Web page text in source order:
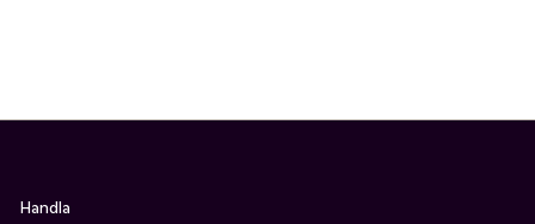
Handla